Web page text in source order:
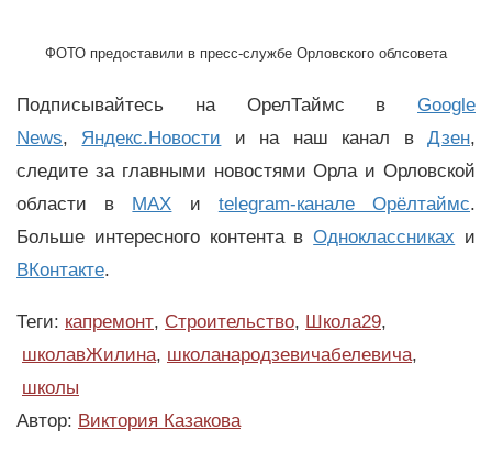
ФОТО предоставили в пресс-службе Орловского облсовета
Подписывайтесь на ОрелТаймс в Google
News, Яндекс.Новости и на наш канал вДзен,
следите за главными новостями Орла и Орловской
области в MAX и telegram-канале Орёлтаймс.
Больше интересного контента вОдноклассниках и
ВКонтакте.
Теги: капремонт, Строительство, Школа29,
школавЖилина, школанародзевичабелевича,
школы
Автор: Виктория Казакова